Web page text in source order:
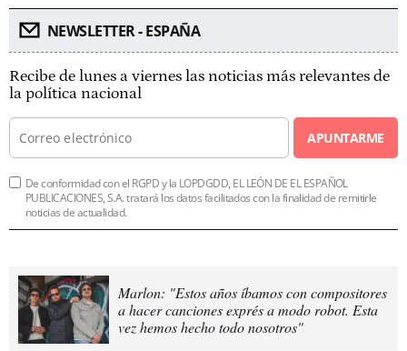
NEWSLETTER - ESPAÑA
Recibe de lunes a viernes las noticias más relevantes de
la política nacional
APUNTARME
De conformidad con el RGPD y la LOPDGDD, EL LEÓN DE EL ESPAÑOL
PUBLICACIONES, S.A. tratará los datos facilitados con la finalidad de remitirle
noticias de actualidad.
Marlon: "Estos años íbamos con compositores
a hacer canciones exprés a modo robot. Esta
vez hemos hecho todo nosotros"